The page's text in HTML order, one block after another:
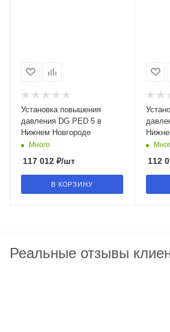
Установка повышения
давления DG PED 5 в
Нижнем Новгороде
Много
117 012 ₽/шт
В КОРЗИНУ
112
Реальные отзывы